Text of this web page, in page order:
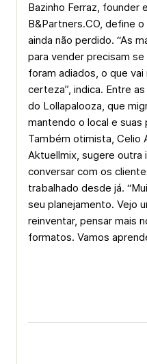
Bazinho Ferraz, founder
B&Partners.CO, define
ainda não perdido. “As
para vender precisam
foram adiados, o que
certeza”, indica. Entre
do Lollapalooza, que
mantendo o local e suas
Também otimista, Celio
Aktuellmix, sugere outra
conversar com os
trabalhado desde já.
seu planejamento. Vejo
reinventar, pensar mais
formatos. Vamos